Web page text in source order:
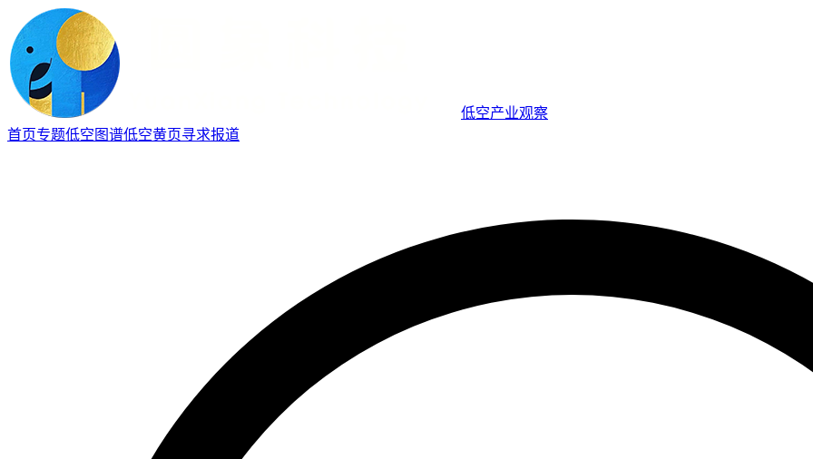
低空产业观察
首页专题低空图谱低空黄页寻求报道